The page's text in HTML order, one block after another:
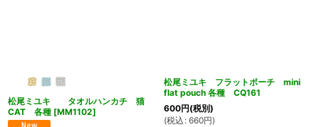
松尾ミユキ タオルハンカチ 猫
CAT 各種 [MM1102]
松尾ミユキ フラットポーチ mini
flat pouch 各種 CQ161
600円(税別)
(税込 : 660円)